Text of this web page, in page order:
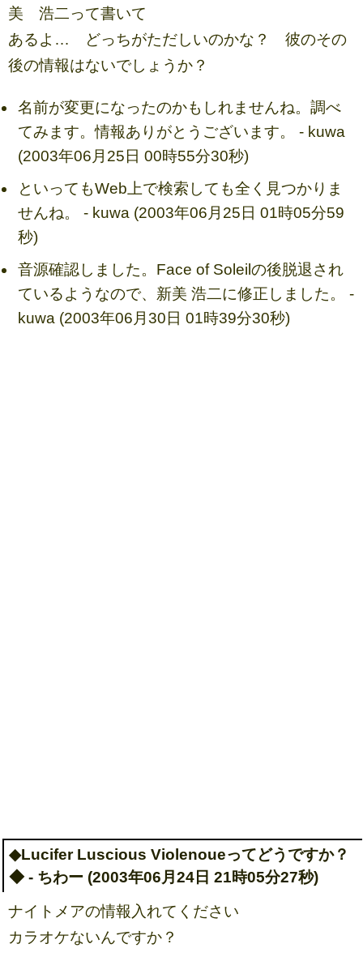
美 浩二って書いて
あるよ… どっちがただしいのかな？ 彼のその
後の情報はないでしょうか？
名前が変更になったのかもしれませんね。調べ
てみます。情報ありがとうございます。 - kuwa
(2003年06月25日 00時55分30秒)
といってもWeb上で検索しても全く見つかりま
せんね。 - kuwa (2003年06月25日 01時05分59
秒)
音源確認しました。Face of Soleilの後脱退され
ているようなので、新美 浩二に修正しました。 -
kuwa (2003年06月30日 01時39分30秒)
◆Lucifer Luscious Violenoueってどうですか？
◆ - ちわー (2003年06月24日 21時05分27秒)
ナイトメアの情報入れてください
カラオケないんですか？